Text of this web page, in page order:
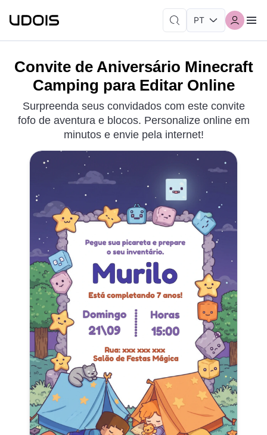
Convite de Aniversário Minecraft
Camping para Editar Online
Surpreenda seus convidados com este convite
fofo de aventura e blocos. Personalize online em
minutos e envie pela internet!